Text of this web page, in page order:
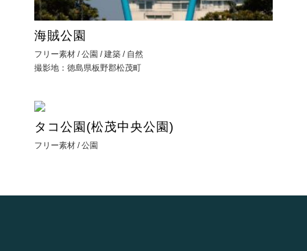
海賊公園
フリー素材 / 公園 / 建築 / 自然
撮影地：徳島県板野郡松茂町
タコ公園(松茂中央公園)
フリー素材 / 公園